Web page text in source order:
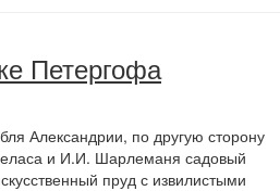
Петергофа
Александрии, по другую сторону
и И.И. Шарлеманя садовый
пруд с извилистыми